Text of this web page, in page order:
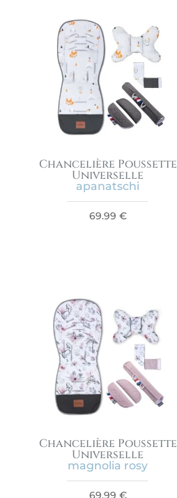
Chancelière Poussette
Universelle
apanatschi
69.99 €
Chancelière Poussette
Universelle
magnolia rosy
69.99 €